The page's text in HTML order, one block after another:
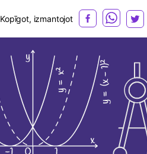
Kopīgot, izmantojot